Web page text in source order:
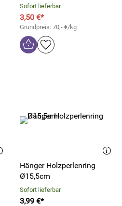
Sofort lieferbar
3,50 €*
Grundpreis: 70,- €/kg
Hänger Holzperlenring
Ø15,5cm
Sofort lieferbar
3,99 €*